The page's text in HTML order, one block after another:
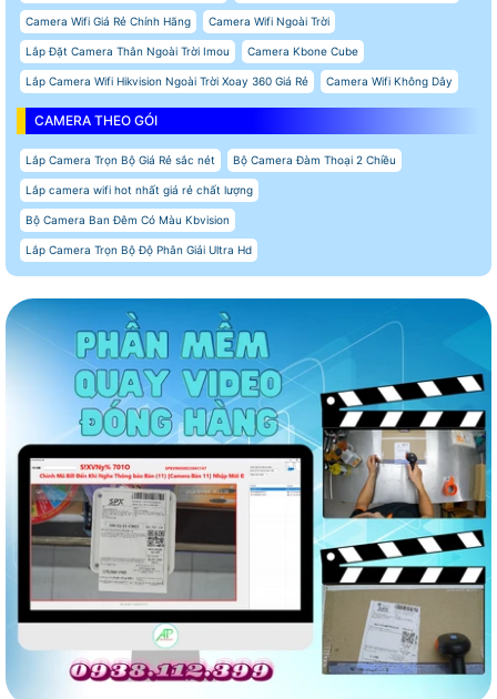
Camera Wifi Giá Rẻ Chính Hãng Camera Wifi Ngoài Trời
Lắp Đặt Camera Thân Ngoài Trời Imou Camera Kbone Cube
Lắp Camera Wifi Hikvision Ngoài Trời Xoay 360 Giá Rẻ Camera Wifi Không Dây
CAMERA THEO GÓI
Lắp Camera Trọn Bộ Giá Rẻ sắc nét Bộ Camera Đàm Thoại 2 Chiều
Lắp camera wifi hot nhất giá rẻ chất lượng
Bộ Camera Ban Đêm Có Màu Kbvision
Lắp Camera Trọn Bộ Độ Phân Giải Ultra Hd